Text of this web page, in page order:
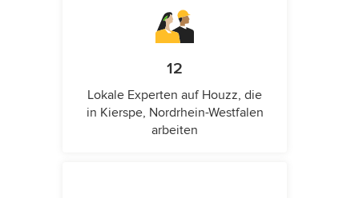
12
Lokale Experten auf Houzz, die
in Kierspe, Nordrhein-Westfalen
arbeiten